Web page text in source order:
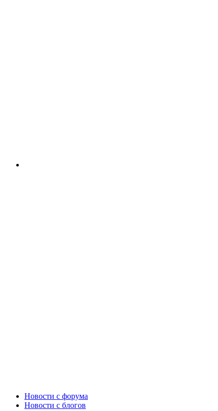
Новости c форума
Новости с блогов